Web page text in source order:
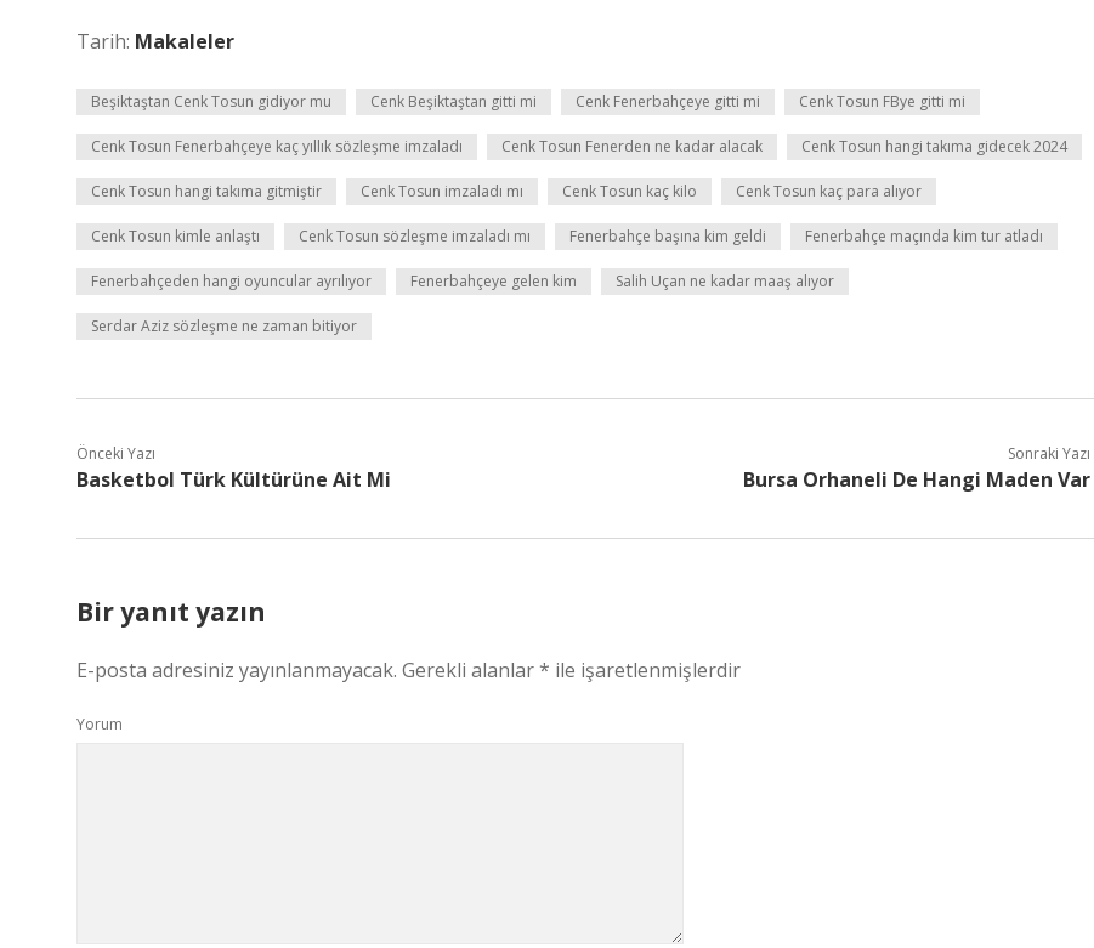
Tarih: Makaleler
Beşiktaştan Cenk Tosun gidiyor mu Cenk Beşiktaştan gitti mi Cenk Fenerbahçeye gitti mi Cenk Tosun FBye gitti mi
Cenk Tosun Fenerbahçeye kaç yıllık sözleşme imzaladı Cenk Tosun Fenerden ne kadar alacak Cenk Tosun hangi takıma gidecek 2024
Cenk Tosun hangi takıma gitmiştir Cenk Tosun imzaladı mı Cenk Tosun kaç kilo Cenk Tosun kaç para alıyor
Cenk Tosun kimle anlaştı Cenk Tosun sözleşme imzaladı mı Fenerbahçe başına kim geldi Fenerbahçe maçında kim tur atladı
Fenerbahçeden hangi oyuncular ayrılıyor Fenerbahçeye gelen kim Salih Uçan ne kadar maaş alıyor
Serdar Aziz sözleşme ne zaman bitiyor
Önceki Yazı
Basketbol Türk Kültürüne Ait Mi
Sonraki Yazı
Bursa Orhaneli De Hangi Maden Var
Bir yanıt yazın
E-posta adresiniz yayınlanmayacak. Gerekli alanlar* ile işaretlenmişlerdir
Yorum